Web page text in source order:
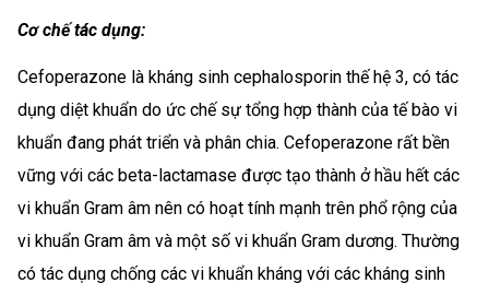
Cơ chế tác dụng:
Cefoperazone là kháng sinh cephalosporin thế hệ 3, có tác
dụng diệt khuẩn do ức chế sự tổng hợp thành của tế bào vi
khuẩn đang phát triển và phân chia. Cefoperazone rất bền
vững với các beta-lactamase được tạo thành ở hầu hết các
vi khuẩn Gram âm nên có hoạt tính mạnh trên phổ rộng của
vi khuẩn Gram âm và một số vi khuẩn Gram dương. Thường
có tác dụng chống các vi khuẩn kháng với các kháng sinh